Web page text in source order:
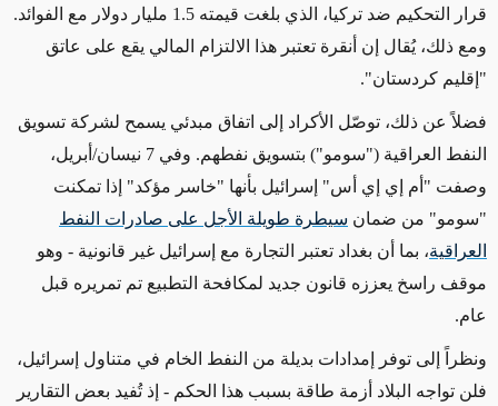
قرار التحكيم ضد تركيا، الذي بلغت قيمته 1.5 مليار دولار مع الفوائد.
ومع ذلك، يُقال إن أنقرة تعتبر هذا الالتزام المالي يقع على عاتق
"إقليم كردستان".
فضلاً عن ذلك، توصّل الأكراد إلى اتفاق مبدئي يسمح لشركة تسويق
النفط العراقية ("سومو") بتسويق نفطهم. وفي 7 نيسان/أبريل،
وصفت "أم إي إي أس" إسرائيل بأنها "خاسر مؤكد" إذا تمكنت
"سومو" من ضمان سيطرة طويلة الأجل على صادرات النفط
العراقية، بما أن بغداد تعتبر التجارة مع إسرائيل غير قانونية - وهو
موقف راسخ يعززه قانون جديد لمكافحة التطبيع تم تمريره قبل
عام.
ونظراً إلى توفر إمدادات بديلة من النفط الخام في متناول إسرائيل،
فلن تواجه البلاد أزمة طاقة بسبب هذا الحكم - إذ تُفيد بعض التقارير